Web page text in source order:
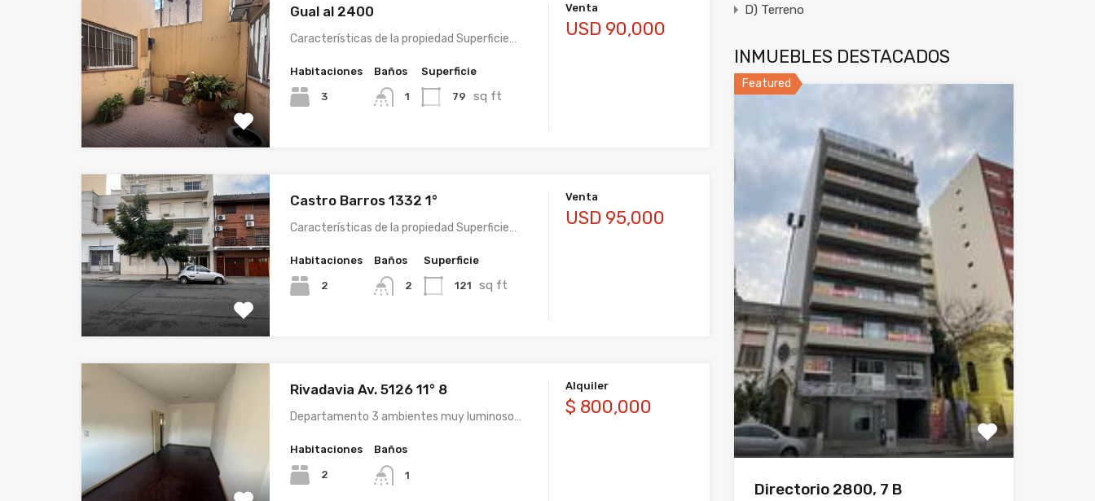
Gual al 2400
Características de la propiedad Superficie…
Habitaciones
3
Baños
1
Superficie
79 sq ft
Venta
USD 90,000
Castro Barros 1332 1°
Características de la propiedad Superficie…
Habitaciones
2
Baños
2
Superficie
121 sq ft
Venta
USD 95,000
Rivadavia Av. 5126 11° 8
Departamento 3 ambientes muy luminoso…
Habitaciones
2
Baños
1
Alquiler
$ 800,000
D) Terreno
INMUEBLES DESTACADOS
Featured
Directorio 2800, 7 B